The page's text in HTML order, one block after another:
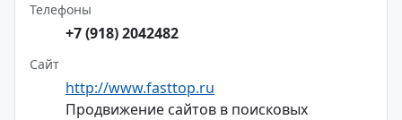
Телефоны
+7 (918) 2042482
Сайт
http://www.fasttop.ru
Продвижение сайтов в поисковых